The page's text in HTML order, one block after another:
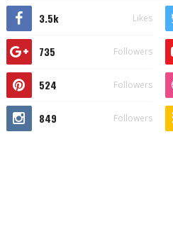
3.5k Likes
735 Followers
524 Followers
849 Followers